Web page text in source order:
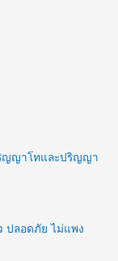
ญญาโทและปริญญา
ปลอดภัย ไม่แพง